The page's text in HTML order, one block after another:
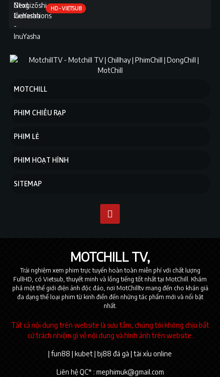
HD - VIETSUB
MOTCHILL
PHIM CHIẾU RẠP
PHIM LẺ
PHIM HOẠT HÌNH
SITEMAP
MOTCHILL TV
Trải nghiệm xem phim trực tuyến hoàn toàn miễn phí với chất lượng
FullHD, có Vietsub, thuyết minh và lồng tiếng tốt nhất tại MotChill. Khám
phá một thế giới điện ảnh độc đáo, nơi MotChilltv mang đến cho khán giả
đa dạng thể loại phim từ kinh điển đến những tác phẩm mới và nổi bật
nhất.
Tất cả nội dung trên website là sưu tầm, chúng tôi không chịu bất
cứ trách nhiệm gì về nội dung và hình ảnh trên website.
| fun88 | kubet| bj88 đá gà | tài xỉu online
Liên hệ QC* : mephimuk@gmail.com